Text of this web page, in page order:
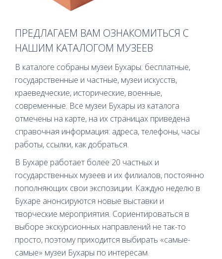
ПРЕДЛАГАЕМ ВАМ ОЗНАКОМИТЬСЯ С
НАШИМ КАТАЛОГОМ МУЗЕЕВ
В каталоге собраны музеи Бухары: бесплатные,
государственные и частные, музеи искусств,
краеведческие, исторические, военные,
современные. Все музеи Бухары из каталога
отмечены на карте, на их страницах приведена
справочная информация: адреса, телефоны, часы
работы, ссылки, как добраться.
В Бухаре работает более 20 частных и
государственных музеев и их филиалов, постоянно
пополняющих свои экспозиции. Каждую неделю в
Бухаре анонсируются новые выставки и
творческие мероприятия. Сориентироваться в
выборе экскурсионных направлений не так-то
просто, поэтому приходится выбирать «самые-
самые» музеи Бухары по интересам.